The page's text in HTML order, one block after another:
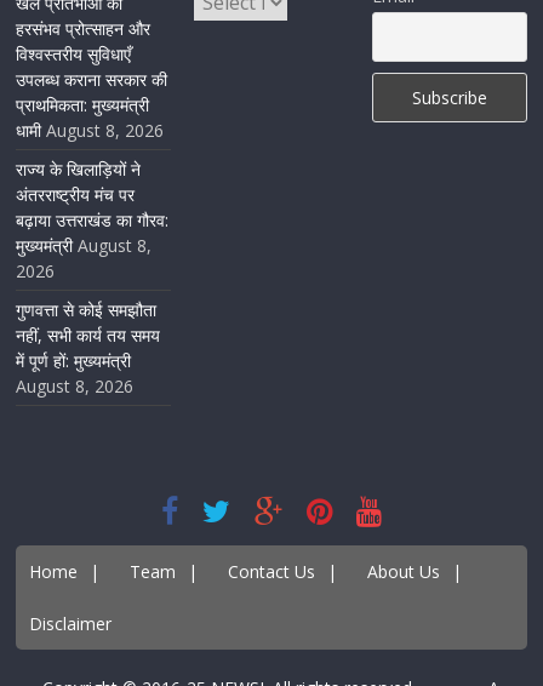
अमृतसर–टनकपुर एक्सप्रेस के ठहराव को स्वीकृति
हरसंभव प्रोत्साहन और
विश्वस्तरीय सुविधाएँ
उपलब्ध कराना सरकार की
प्राथमिकता: मुख्यमंत्री
धामी August 8, 2026
राज्य के खिलाड़ियों ने
अंतरराष्ट्रीय मंच पर
बढ़ाया उत्तराखंड का गौरव:
मुख्यमंत्री August 8,
2026
गुणवत्ता से कोई समझौता
नहीं, सभी कार्य तय समय
में पूर्ण हों: मुख्यमंत्री
August 8, 2026
Home | Team | Contact Us | About Us |
Disclaimer